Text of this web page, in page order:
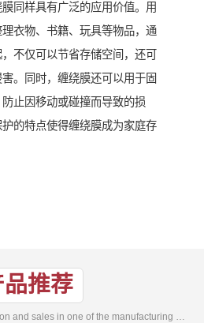
同样具有广泛的应用价值。用
衣物、书籍、玩具等物品，通
不仅可以节省存储空间，还可
。同时，缠绕膜还可以用于固
止因移动或碰撞而导致的损
的特点使得缠绕膜成为家庭存
品推荐